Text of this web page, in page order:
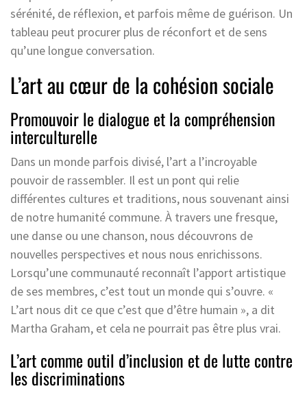
sérénité, de réflexion, et parfois même de guérison. Un
tableau peut procurer plus de réconfort et de sens
qu’une longue conversation.
L’art au cœur de la cohésion sociale
Promouvoir le dialogue et la compréhension
interculturelle
Dans un monde parfois divisé, l’art a l’incroyable
pouvoir de rassembler. Il est un pont qui relie
différentes cultures et traditions, nous souvenant ainsi
de notre humanité commune. À travers une fresque,
une danse ou une chanson, nous découvrons de
nouvelles perspectives et nous nous enrichissons.
Lorsqu’une communauté reconnaît l’apport artistique
de ses membres, c’est tout un monde qui s’ouvre. «
L’art nous dit ce que c’est que d’être humain », a dit
Martha Graham, et cela ne pourrait pas être plus vrai.
L’art comme outil d’inclusion et de lutte contre
les discriminations